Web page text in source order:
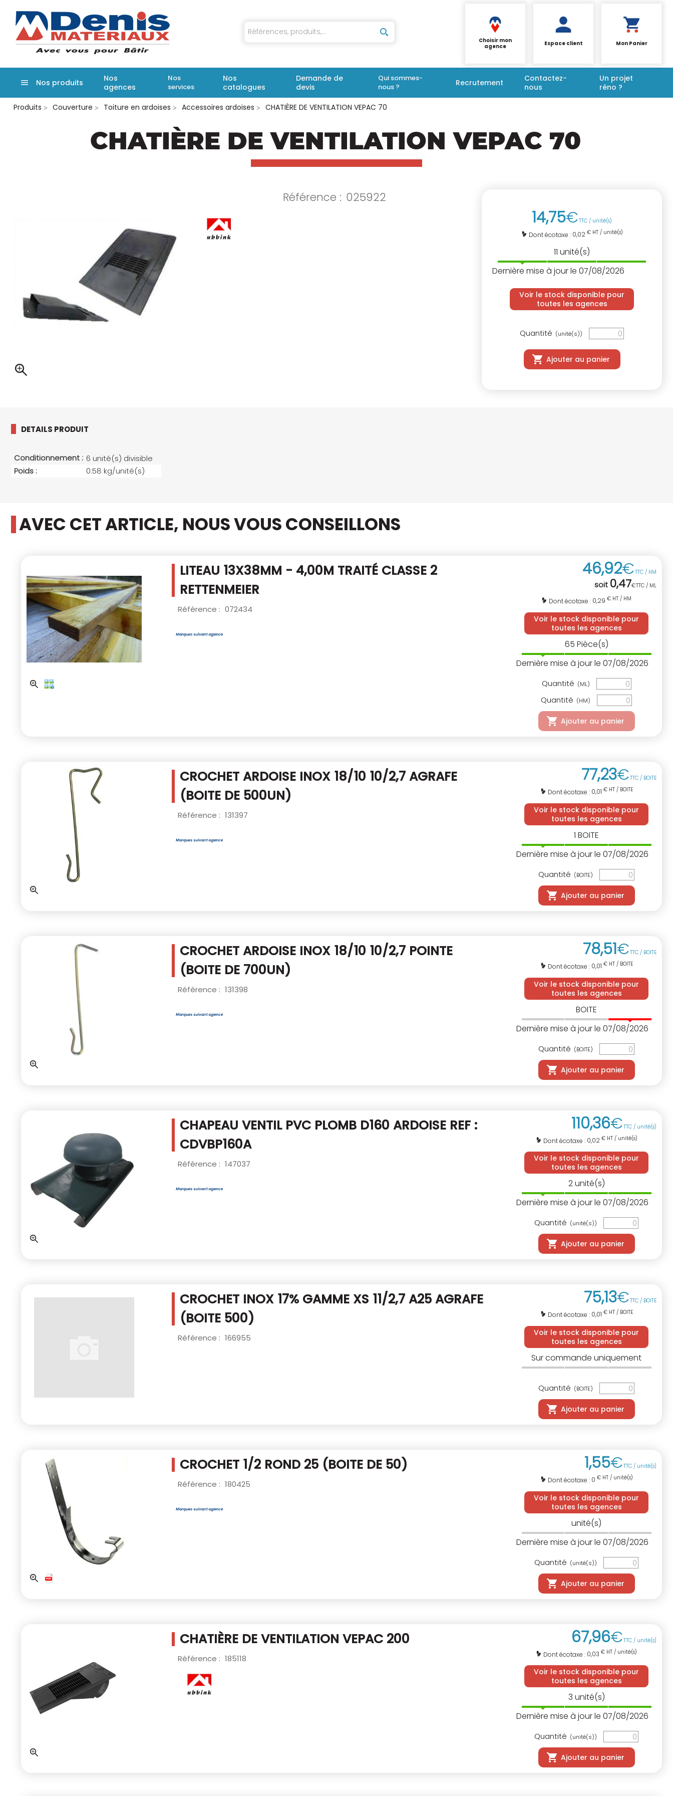
Aller
Choisir mon
agence
Espace client Mon Panier
Nos produits
Nos
agences
Nos
services
Nos
catalogues
Demande de
devis
Qui sommes-
nous ?
Recrutement
Contactez-
nous
Un projet
réno ?
Produits
Couverture Toiture en ardoises Accessoires ardoises CHATIÈRE DE VENTILATION VEPAC 70
CHATIÈRE DE VENTILATION VEPAC 70
Référence : 025922
14,75€TTC / unité(s)
Dont écotaxe : 0,02 € HT / unité(s)
11 unité(s)
Dernière mise à jour le 07/08/2026
Voir le stock disponible pour
toutes les agences
Quantité (unité(s))
Ajouter au panier
DETAILS PRODUIT
Conditionnement : 6 unité(s) divisible
Poids :
0.58 kg/unité(s)
AVEC CET ARTICLE, NOUS VOUS CONSEILLONS
LITEAU 13X38MM - 4,00M TRAITÉ CLASSE 2
RETTENMEIER
Référence : 072434
46,92€TTC / HM
soit 0,47€TTC / ML
Dont écotaxe : 0,29 € HT / HM
Voir le stock disponible pour
toutes les agences
65 Pièce(s)
Dernière mise à jour le 07/08/2026
Quantité (ML)
Quantité (HM)
Ajouter au panier
CROCHET ARDOISE INOX 18/10 10/2,7 AGRAFE
(BOITE DE 500UN)
Référence : 131397
77,23€TTC / BOITE
Dont écotaxe : 0,01 € HT / BOITE
Voir le stock disponible pour
toutes les agences
1 BOITE
Dernière mise à jour le 07/08/2026
Quantité (BOITE)
Ajouter au panier
CROCHET ARDOISE INOX 18/10 10/2,7 POINTE
(BOITE DE 700UN)
Référence : 131398
78,51€TTC / BOITE
Dont écotaxe : 0,01 € HT / BOITE
Voir le stock disponible pour
toutes les agences
BOITE
Dernière mise à jour le 07/08/2026
Quantité (BOITE)
Ajouter au panier
CHAPEAU VENTIL PVC PLOMB D160 ARDOISE REF :
CDVBP160A
Référence : 147037
110,36€TTC / unité(s)
Dont écotaxe : 0,02 € HT / unité(s)
Voir le stock disponible pour
toutes les agences
2unité(s)
Dernière mise à jour le 07/08/2026
Quantité (unité(s))
Ajouter au panier
CROCHET INOX 17% GAMME XS 11/2,7 A25 AGRAFE
(BOITE 500)
Référence : 166955
75,13€TTC / BOITE
Dont écotaxe : 0,01 € HT / BOITE
Voir le stock disponible pour
toutes les agences
Sur commande uniquement
Quantité (BOITE)
Ajouter au panier
CROCHET 1/2 ROND 25 (BOITE DE 50)
Référence : 180425
1,55€TTC / unité(s)
Dont écotaxe : 0 € HT / unité(s)
Voir le stock disponible pour
toutes les agences
unité(s)
Dernière mise à jour le 07/08/2026
Quantité (unité(s))
Ajouter au panier
CHATIÈRE DE VENTILATION VEPAC 200
Référence : 185118
67,96€TTC / unité(s)
Dont écotaxe : 0,03 € HT / unité(s)
Voir le stock disponible pour
toutes les agences
3 unité(s)
Dernière mise à jour le 07/08/2026
Quantité (unité(s))
Ajouter au panier